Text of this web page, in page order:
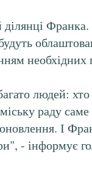
Франка.
людей:
раду
І
- інформує